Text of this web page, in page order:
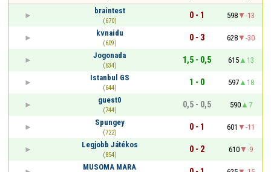
braintest
(670)
0 - 1 598
-13
kvnaidu
(609)
0 - 3 628
-30
Jogonada
(634)
1,5 - 0,5 615
13
Istanbul GS
(644)
1 - 0 597
18
guest0
(744)
0,5 - 0,5 590
7
Spungey
(722)
0 - 1 601
-11
Legjobb Játékos
(854)
0 - 2 610
-9
MUSOMA MARA